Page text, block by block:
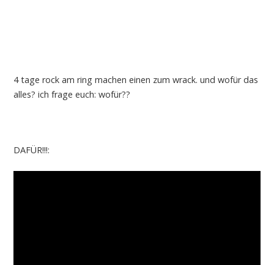
4 tage rock am ring machen einen zum wrack. und wofür das
alles? ich frage euch: wofür??
DAFÜR!!!: